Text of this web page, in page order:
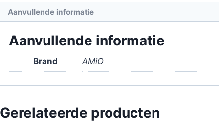
Aanvullende informatie
Aanvullende informatie
Brand AMiO
Gerelateerde producten